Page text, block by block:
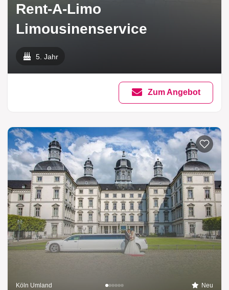
Rent-A-Limo
Limousinenservice
5. Jahr
Zum Angebot
Köln Umland Neu